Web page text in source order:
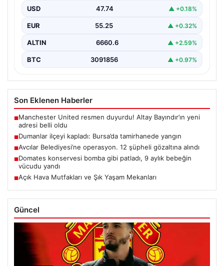
USD 47.74 ▲ +0.18%
EUR 55.25 ▲ +0.32%
ALTIN 6660.6 ▲ +2.59%
BTC 3091856 ▲ +0.97%
Son Eklenen Haberler
■Manchester United resmen duyurdu! Altay Bayındır’ın yeni
adresi belli oldu
■Dumanlar ilçeyi kapladı: Bursa’da tamirhanede yangın
■Avcılar Belediyesi’ne operasyon. 12 şüpheli gözaltına alındı
■Domates konservesi bomba gibi patladı, 9 aylık bebeğin
vücudu yandı
■Açık Hava Mutfakları ve Şık Yaşam Mekanları
Güncel